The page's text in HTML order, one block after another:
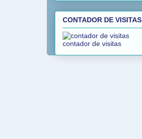
CONTADOR DE VISITAS
contador de visitas